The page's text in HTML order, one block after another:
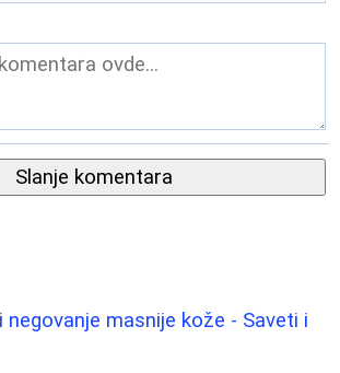
Slanje komentara
negovanje masnije kože - Saveti i